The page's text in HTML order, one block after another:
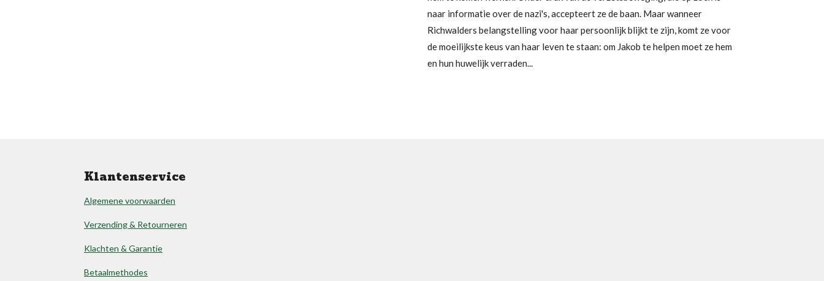
naar informatie over de nazi's, accepteert ze de baan. Maar wanneer
Richwalders belangstelling voor haar persoonlijk blijkt te zijn, komt ze voor
de moeilijkste keus van haar leven te staan: om Jakob te helpen moet ze hem
en hun huwelijk verraden...
Klantenservice
Algemene voorwaarden
Verzending & Retourneren
Klachten & Garantie
Betaalmethodes